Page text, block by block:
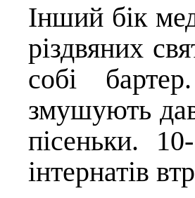
Інший бік
різдвяних
собі
змушують
пісеньки.
інтернатів